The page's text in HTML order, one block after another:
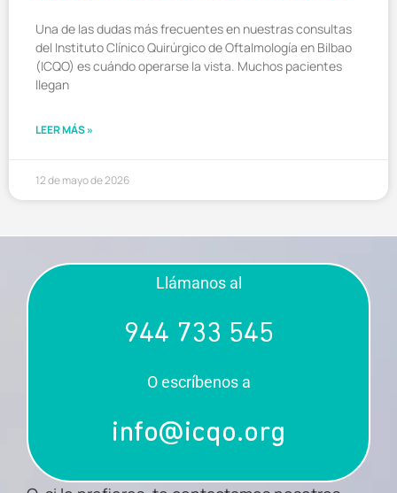
Una de las dudas más frecuentes en nuestras consultas
del Instituto Clínico Quirúrgico de Oftalmología en Bilbao
(ICQO) es cuándo operarse la vista. Muchos pacientes
llegan
LEER MÁS »
12 de mayo de 2026
Llámanos al
944 733 545
O escríbenos a
info@icqo.org